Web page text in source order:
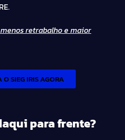
retrabalho e maior
O SIEG IRIS AGORA
para frente?